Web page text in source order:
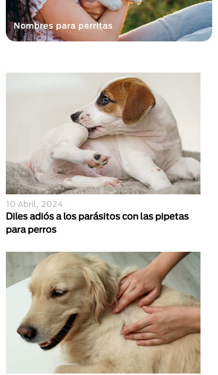
Nombres para perritas
10 Abril, 2024
Diles adiós a los parásitos con las pipetas
para perros